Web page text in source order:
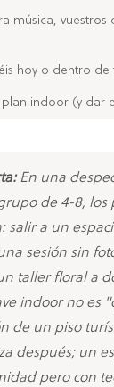
música,
hoy o dentro de
indoor (y dar
En una
de 4-8,
salir a un
sesión sin
taller floral a
indoor no es
de un piso
después; un
pero con